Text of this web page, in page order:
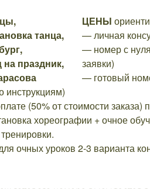
ЦЕНЫ
— личная
— номер с
заявки)
— готовый
инструкциям)
(50% от стоимости заказа)
хореографии + очное
очных уроков 2-3 варианта